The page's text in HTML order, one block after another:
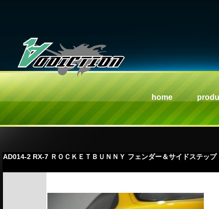
home
AD014-2 RX-7 ＲＯＣＫＥＴＢＵＮＮＹ フェンダー＆サイドステップ